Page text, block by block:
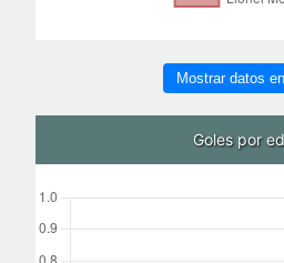
Mostrar datos
Goles por